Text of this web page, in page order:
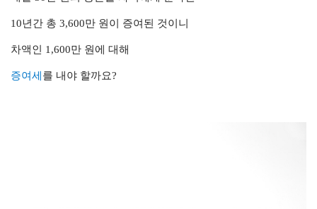
10년간 총 3,600만 원이 증여된 것이니
차액인 1,600만 원에 대해
증여세 를 내야 할까요?